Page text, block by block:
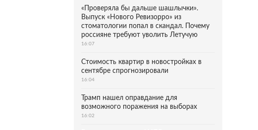
«Проверяла бы дальше шашлычки».
Выпуск «Нового Ревизорро» из
стоматологии попал в скандал. Почему
россияне требуют уволить Летучую
16:07
Стоимость квартир в новостройках в
сентябре спрогнозировали
16:04
Трамп нашел оправдание для
возможного поражения на выборах
16:02